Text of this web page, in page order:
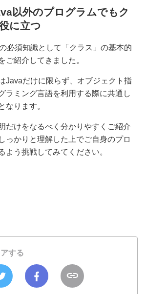
以外のプログラムでもク
に立つ
必須知識として「クラス」の基本的
ご紹介してきました。
Javaだけに限らず、オブジェクト指
ラミング言語を利用する際に共通し
なります。
だけをなるべく分かりやすくご紹介
っかりと理解した上でご自身のプロ
よう挑戦してみてください。
する